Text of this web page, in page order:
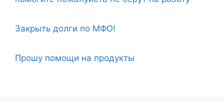
Закрыть долги по МФО!
Прошу помощи на продукты